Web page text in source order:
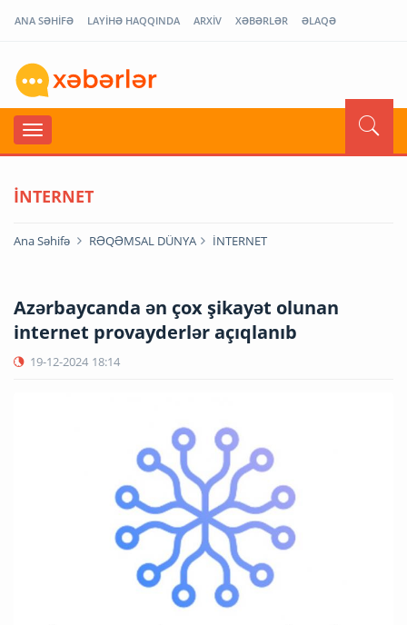
ANA SƏHİFƏ LAYİHƏ HAQQINDA ARXİV XƏBƏRLƏR ƏLAQƏ
İNTERNET
Ana Səhifə RƏQƏMSAL DÜNYA İNTERNET
Azərbaycanda ən çox şikayət olunan
internet provayderlər açıqlanıb
19-12-2024 18:14